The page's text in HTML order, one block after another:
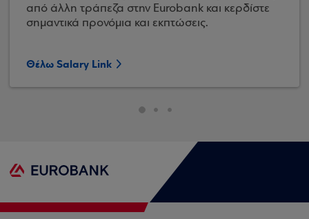
από άλλη τράπεζα στην Eurobank και κερδίστε
σημαντικά προνόμια και εκπτώσεις.
Θέλω Salary Link